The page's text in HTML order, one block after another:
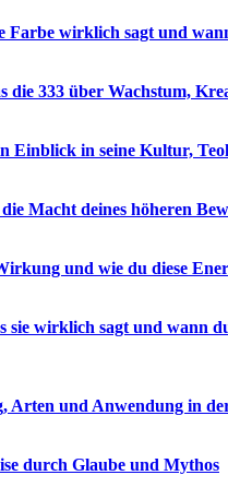
Farbe wirklich sagt und
die 333 über Wachstum,
Einblick in seine Kultur,
Macht deines höheren
und wie du diese
sie wirklich sagt und wann
Arten und Anwendung in
durch Glaube und Mythos